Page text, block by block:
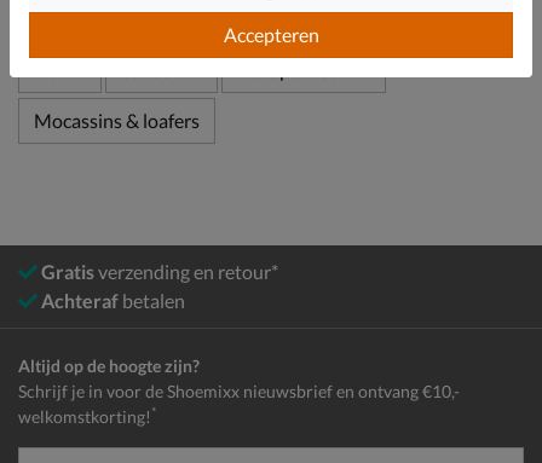
Mocassins & loafers
Gratisverzending en retour*
Achteraf betalen
Altijd op de hoogte zijn?
Schrijf je in voor de Shoemixx nieuwsbrief en ontvang €10,-
welkomstkorting! *
Accepteren